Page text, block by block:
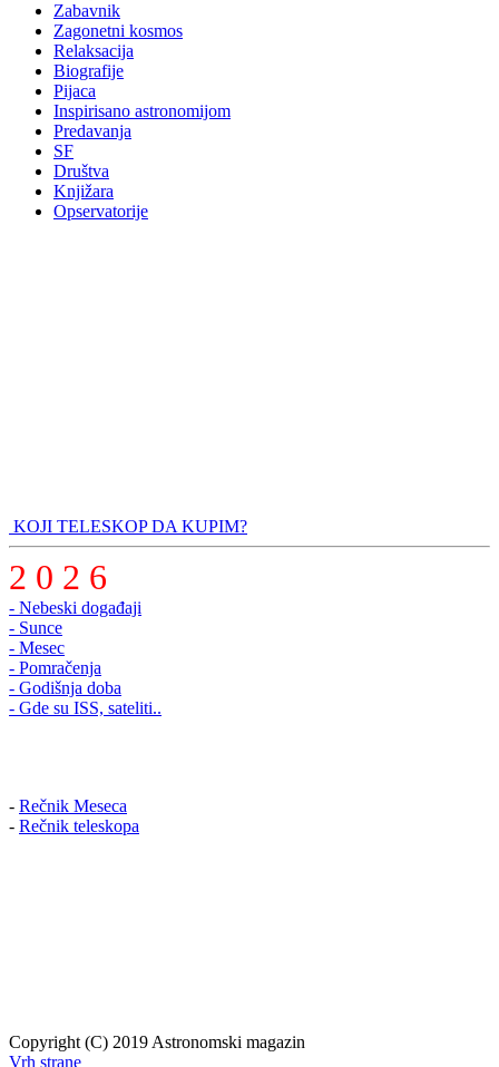
Zabavnik
Zagonetni kosmos
Relaksacija
Biografije
Pijaca
Inspirisano astronomijom
Predavanja
SF
Društva
Knjižara
Opservatorije
KOJI TELESKOP DA KUPIM?
2 0 2 6
- Nebeski događaji
- Sunce
- Mesec
- Pomračenja
- Godišnja doba
- Gde su ISS, sateliti..
- Rečnik Meseca
- Rečnik teleskopa
Copyright (C) 2019 Astronomski magazin
Vrh strane